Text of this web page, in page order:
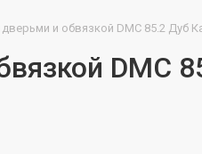
и обвязкой DMC 85.2 Дуб
DMC